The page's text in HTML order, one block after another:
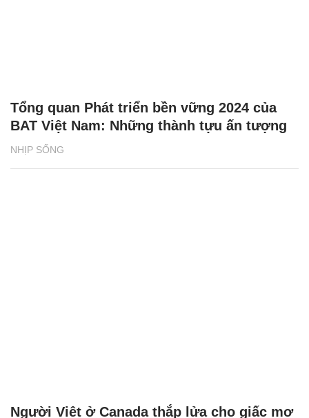
NHỊP SỐNG
Tổng quan Phát triển bền vững 2024 của
BAT Việt Nam: Những thành tựu ấn tượng
Người Việt ở Canada thắp lửa cho giấc mơ